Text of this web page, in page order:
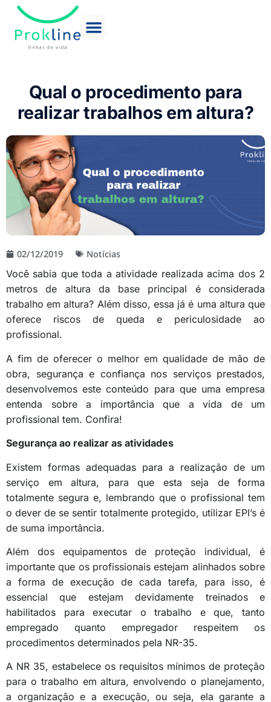
Qual o procedimento para
realizar trabalhos em altura?
02/12/2019 Notícias
Você sabia que toda a atividade realizada acima dos 2
metros de altura da base principal é considerada
trabalho em altura? Além disso, essa já é uma altura que
oferece riscos de queda e periculosidade ao
profissional.
A fim de oferecer o melhor em qualidade de mão de
obra, segurança e confiança nos serviços prestados,
desenvolvemos este conteúdo para que uma empresa
entenda sobre a importância que a vida de um
profissional tem. Confira!
Segurança ao realizar as atividades
Existem formas adequadas para a realização de um
serviço em altura, para que esta seja de forma
totalmente segura e, lembrando que o profissional tem
o dever de se sentir totalmente protegido, utilizar EPI’s é
de suma importância.
Além dos equipamentos de proteção individual, é
importante que os profissionais estejam alinhados sobre
a forma de execução de cada tarefa, para isso, é
essencial que estejam devidamente treinados e
habilitados para executar o trabalho e que, tanto
empregado quanto empregador respeitem os
procedimentos determinados pela NR-35.
A NR 35, estabelece os requisitos mínimos de proteção
para o trabalho em altura, envolvendo o planejamento,
a organização e a execução, ou seja, ela garante a